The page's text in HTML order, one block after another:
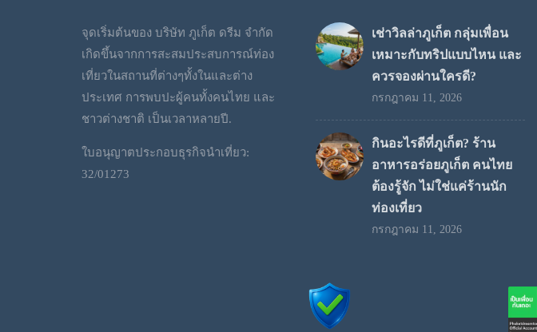
จุดเริ่มต้นของ บริษัท ภูเก็ต ดรีม จำกัด
เกิดขึ้นจากการสะสมประสบการณ์ท่อง
เที่ยวในสถานที่ต่างๆทั้งในและต่าง
ประเทศ การพบปะผู้คนทั้งคนไทย และ
ชาวต่างชาติ เป็นเวลาหลายปี.
ใบอนุญาตประกอบธุรกิจนำเที่ยว:
32/01273
เช่าวิลล่าภูเก็ต กลุ่มเพื่อน
เหมาะกับทริปแบบไหน และ
ควรจองผ่านใครดี?
กรกฎาคม 11, 2026
กินอะไรดีที่ภูเก็ต? ร้าน
อาหารอร่อยภูเก็ต คนไทย
ต้องรู้จัก ไม่ใช่แค่ร้านนัก
ท่องเที่ยว
กรกฎาคม 11, 2026